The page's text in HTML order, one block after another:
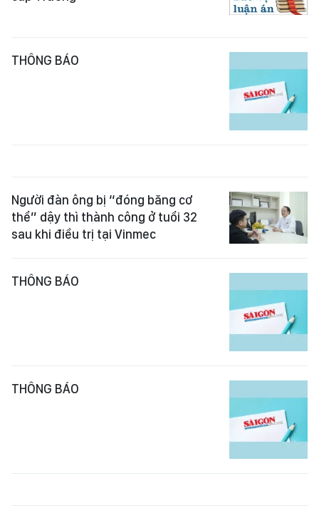
THÔNG BÁO
Người đàn ông bị “đóng băng cơ
thể” dậy thì thành công ở tuổi 32
sau khi điều trị tại Vinmec
THÔNG BÁO
THÔNG BÁO